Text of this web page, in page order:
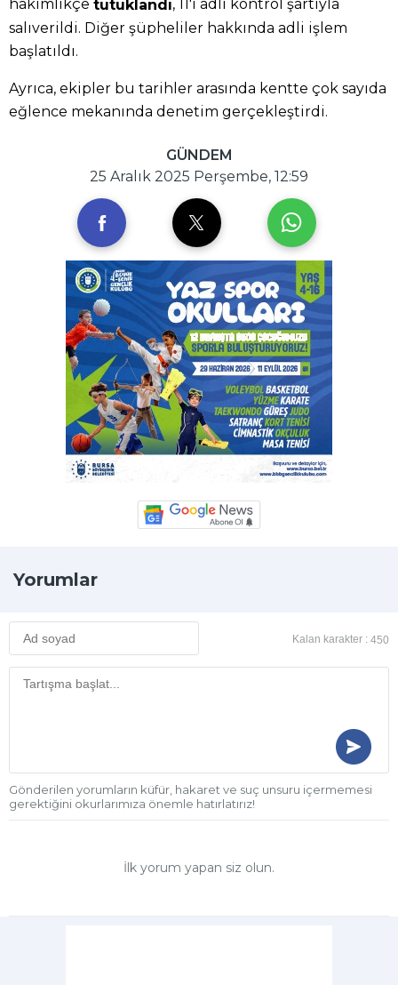
hakimlikçe tutuklandı, 11'i adli kontrol şartıyla
salıverildi. Diğer şüpheliler hakkında adli işlem
başlatıldı.
Ayrıca, ekipler bu tarihler arasında kentte çok sayıda
eğlence mekanında denetim gerçekleştirdi.
GÜNDEM
25 Aralık 2025 Perşembe, 12:59
Yorumlar
Kalan karakter : 450
Gönderilen yorumların küfür, hakaret ve suç unsuru içermemesi
gerektiğini okurlarımıza önemle hatırlatırız!
İlk yorum yapan siz olun.